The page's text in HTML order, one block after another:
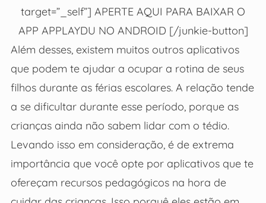
target=”_self”] APERTE AQUI PARA BAIXAR O
APP APPLAYDU NO ANDROID [/junkie-button]
Além desses, existem muitos outros aplicativos
que podem te ajudar a ocupar a rotina de seus
filhos durante as férias escolares. A relação tende
a se dificultar durante esse período, porque as
crianças ainda não sabem lidar com o tédio.
Levando isso em consideração, é de extrema
importância que você opte por aplicativos que te
ofereçam recursos pedagógicos na hora de